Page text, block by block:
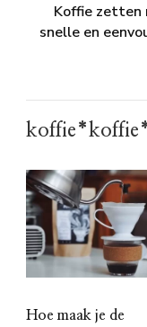
Koffie zetten
snelle en
Hoe maak je de